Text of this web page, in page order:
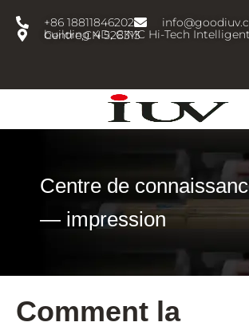
+86 18811846202
building 4D, CIMC Hi-Tech Intelligent Manufacturing Centre,CN 528313
Centre de
— impression
Comment la